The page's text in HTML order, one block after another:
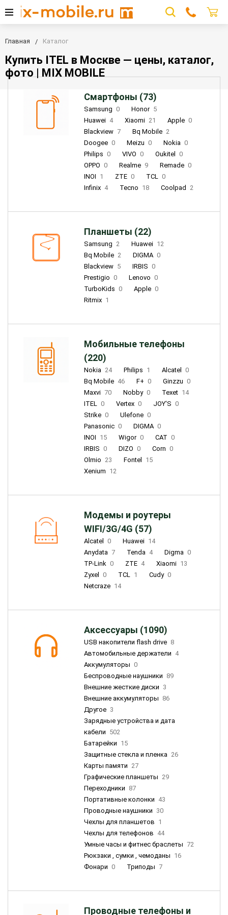
Главная Каталог
Купить ITEL в Москве — цены, каталог,
фото | MIX MOBILE
Смартфоны (73)
Samsung 0 Honor 5
Huawei 4 Xiaomi 21 Apple 0
Blackview 7 Bq Mobile 2
Doogee 0 Meizu 0 Nokia 0
Philips 0 VIVO 0 Oukitel
0
OPPO 0 Realme 9 Remade 0
INOI 1 ZTE 0 TCL 0
Infinix 4 Tecno 18 Coolpad 2
Планшеты (22)
Samsung 2 Huawei 12
Bq Mobile 2 DIGMA 0
Blackview 5 IRBIS 0
Prestigio 0 Lenovo 0
TurboKids 0 Apple 0
Ritmix 1
Мобильные телефоны
(220)
Nokia 24 Philips 1 Alcatel
0
Bq Mobile 46 F+ 0 Ginzzu 0
Maxvi 70 Nobby 0 Texet 14
ITEL 0 Vertex 0 JOY'S 0
Strike 0 Ulefone 0
Panasonic 0 DIGMA 0
INOI 15 Wigor 0 CAT 0
IRBIS 0 DIZO 0 Corn 0
Olmio 23 Fontel
15
Xenium 12
Модемы и роутеры
WIFI/3G/4G (57)
Alcatel 0 Huawei 14
Anydata 7 Tenda 4 Digma 0
TP-Link 0 ZTE 4 Xiaomi 13
Zyxel
0 TCL 1 Cudy 0
Netcraze 14
Аксессуары (1090)
USB накопители flash drive 8
Автомобильные держатели 4
Аккумуляторы 0
Беспроводные наушники 89
Внешние жесткие диски 3
Внешние аккумуляторы 86
Другое 3
Зарядные устройства и дата
кабели 502
Батарейки 15
Защитные стекла и пленка 26
Карты памяти 27
Графические планшеты 29
Переходники 87
Портативные колонки 43
Проводные наушники 30
Чехлы для планшетов 1
Чехлы для телефонов 44
Умные часы и фитнес браслеты 72
Рюкзаки , сумки , чемоданы 16
Фонари 0 Триподы 7
Проводные телефоны и